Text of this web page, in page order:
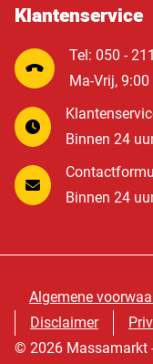
Klantenservice
Tel: 050 -
Ma-Vrij, 9:00
Binnen 24
Binnen 24
Algemene
Disclaimer
© 2026 Massamarkt